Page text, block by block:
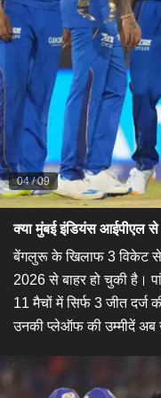
04/09
क्या मुंबई इंडियंस आईपीएल से
बेंगलुरू के खिलाफ 3 विकेट से
2026 से बाहर हो चुकी है।
11 मैचों में सिर्फ 3 जीत
उनकी प्लेऑफ की उम्मीदें अब